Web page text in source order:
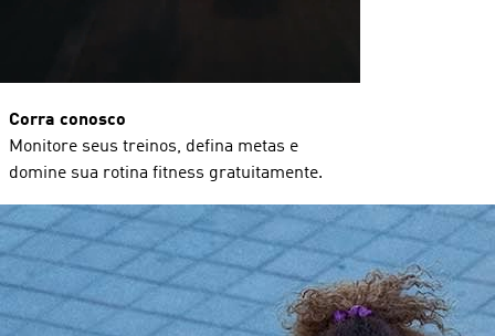
Corra conosco
Monitore seus treinos, defina metas e
domine sua rotina fitness gratuitamente.